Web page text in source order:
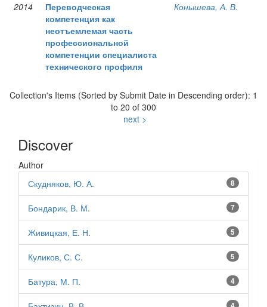
2014
Переводческая
компетенция как
неотъемлемая часть
профессиональной
компетенции специалиста
технического профиля
Конышева, А. В.
Collection's Items (Sorted by Submit Date in Descending order): 1
to 20 of 300
next >
Discover
Author
8
Скудняков, Ю. А.
7
Бондарик, В. М.
5
Живицкая, Е. Н.
5
Куликов, С. С.
4
Батура, М. П.